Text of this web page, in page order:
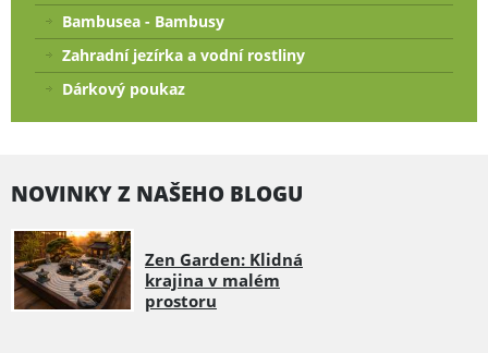
Bambusea - Bambusy
Zahradní jezírka a vodní rostliny
Dárkový poukaz
NOVINKY Z NAŠEHO BLOGU
Zen Garden: Klidná
krajina v malém
prostoru